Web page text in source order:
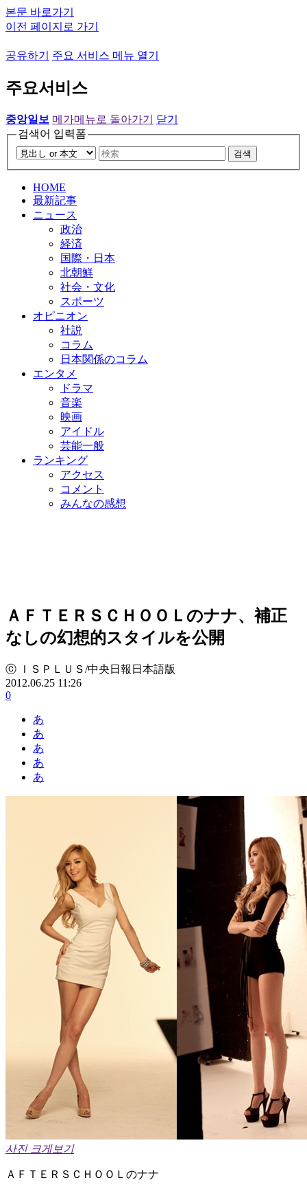
본문 바로가기
이전 페이지로 가기
공유하기 주요 서비스 메뉴 열기
주요서비스
중앙일보 메가메뉴로 돌아가기
닫기
검색어 입력폼
검색
HOME
最新記事
ニュース
政治
経済
国際・日本
北朝鮮
社会・文化
スポーツ
オピニオン
社説
コラム
日本関係のコラム
エンタメ
ドラマ
音楽
映画
アイドル
芸能一般
ランキング
アクセス
コメント
みんなの感想
ＡＦＴＥＲＳＣＨＯＯＬのナナ、補正
なしの幻想的スタイルを公開
ⓒ ＩＳＰＬＵＳ/中央日報日本語版
2012.06.25 11:26
0
あ
あ
あ
あ
あ
사진 크게보기
ＡＦＴＥＲＳＣＨＯＯＬのナナ